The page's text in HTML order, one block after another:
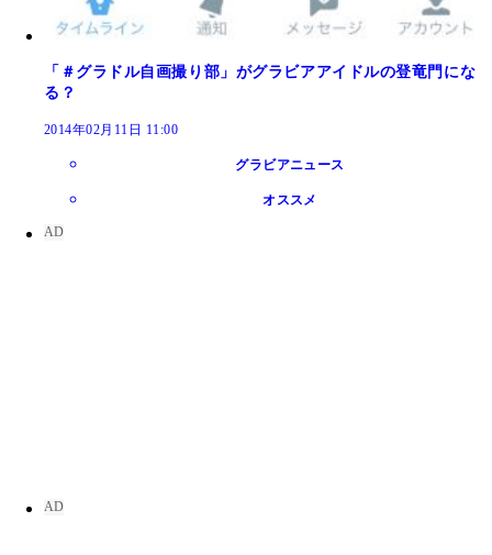
「＃グラドル自画撮り部」がグラビアアイドルの登竜門にな
る？
2014年02月11日 11:00
グラビアニュース
オススメ